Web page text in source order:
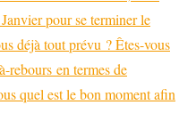
pour se terminer le
déjà tout prévu ? Êtes-vous
rebours en termes de
quel est le bon moment afin